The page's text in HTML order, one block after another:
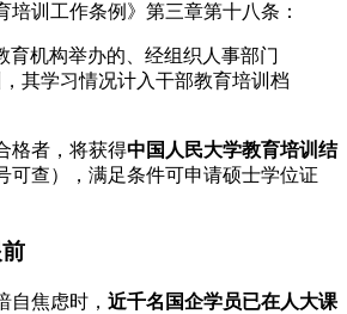
培训工作条例》第三章第十八条：
育机构举办的、经组织人事部门
其学习情况计入干部教育培训档
格者，将获得中国人民大学教育培训结
可查），满足条件可申请硕士学位证
自焦虑时， 近千名国企学员已在人大课